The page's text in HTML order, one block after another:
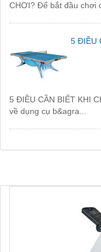
CHƠI? Để bắt đầu chơi
5 ĐIỀU
5 ĐIỀU CẦN BIẾT KHI
về dụng cụ b&agra...